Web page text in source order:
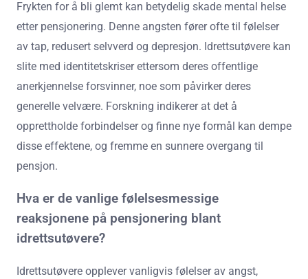
Frykten for å bli glemt kan betydelig skade mental helse
etter pensjonering. Denne angsten fører ofte til følelser
av tap, redusert selvverd og depresjon. Idrettsutøvere kan
slite med identitetskriser ettersom deres offentlige
anerkjennelse forsvinner, noe som påvirker deres
generelle velvære. Forskning indikerer at det å
opprettholde forbindelser og finne nye formål kan dempe
disse effektene, og fremme en sunnere overgang til
pensjon.
Hva er de vanlige følelsesmessige
reaksjonene på pensjonering blant
idrettsutøvere?
Idrettsutøvere opplever vanligvis følelser av angst,